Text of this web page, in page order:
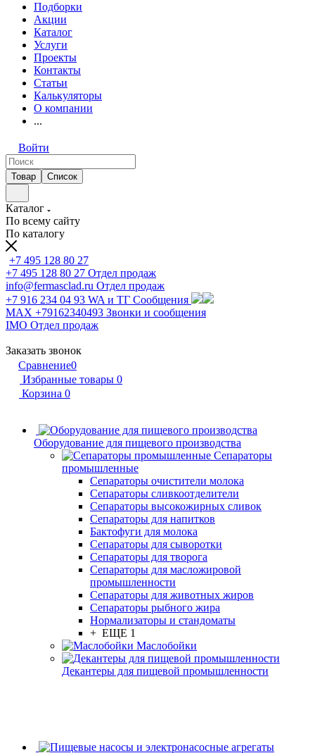
Подборки
Акции
Каталог
Услуги
Проекты
Контакты
Статьи
Калькуляторы
О компании
...
Войти
Товар Список
Каталог
По всему сайту
По каталогу
+7 495 128 80 27
+7 495 128 80 27 Отдел продаж
info@fermasclad.ru Отдел продаж
+7 916 234 04 93 WA и ТГ Сообщения
MAX +79162340493 Звонки и сообщения
IMO Отдел продаж
Заказать звонок
Сравнение0
Избранные товары 0
Корзина 0
Оборудование для пищевого производства
Сепараторы
промышленные
Сепараторы очистители молока
Сепараторы сливкоотделители
Сепараторы высокожирных сливок
Сепараторы для напитков
Бактофуги для молока
Сепараторы для сыворотки
Сепараторы для творога
Сепараторы для масложировой
промышленности
Сепараторы для животных жиров
Сепараторы рыбного жира
Нормализаторы и стандоматы
+ ЕЩЕ 1
Маслобойки
Декантеры для пищевой промышленности